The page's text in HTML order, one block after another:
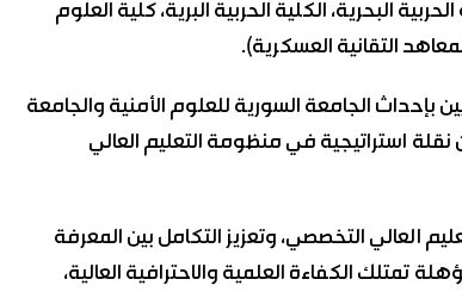
البحرية، الكلية الحربية البرية، كلية العلوم
التقانية العسكرية).
بإحداث الجامعة السورية للعلوم الأمنية والجامعة
نقلة استراتيجية في منظومة التعليم العالي
العالي التخصصي، وتعزيز التكامل بين المعرفة
تمتلك الكفاءة العلمية والاحترافية العالية،